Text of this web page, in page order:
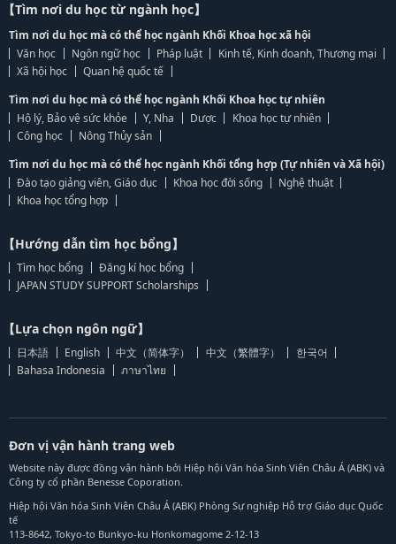
【Tìm nơi du học từ ngành học】
Tìm nơi du học mà có thể học ngành Khối Khoa học xã hội
Văn học
Ngôn ngữ học Pháp luật
Kinh tế, Kinh doanh, Thương mại
Xã hội học
Quan hệ quốc tế
Tìm nơi du học mà có thể học ngành Khối Khoa học tự nhiên
Hộ lý, Bảo vệ sức khỏe
Y, Nha Dược
Khoa học tự nhiên
Công học
Nông Thủy sản
Tìm nơi du học mà có thể học ngành Khối tổng hợp (Tự nhiên và Xã hội)
Đào tạo giảng viên, Giáo dục
Khoa học đời sống
Nghệ thuật
Khoa học tổng hợp
【Hướng dẫn tìm học bổng】
Tìm học bổng
Đăng kí học bổng
JAPAN STUDY SUPPORT Scholarships
【Lựa chọn ngôn ngữ】
日本語 English 中文（简体字） 中文（繁體字）
한국어
Bahasa Indonesia
ภาษาไทย
Đơn vị vận hành trang web
Website này được đồng vận hành bởi Hiệp hội Văn hóa Sinh Viên Châu Á (ABK) và
Công ty cổ phần Benesse Coporation.
Hiệp hội Văn hóa Sinh Viên Châu Á (ABK) Phòng Sự nghiệp Hỗ trợ Giáo dục Quốc
tế
113-8642, Tokyo-to Bunkyo-ku Honkomagome 2-12-13